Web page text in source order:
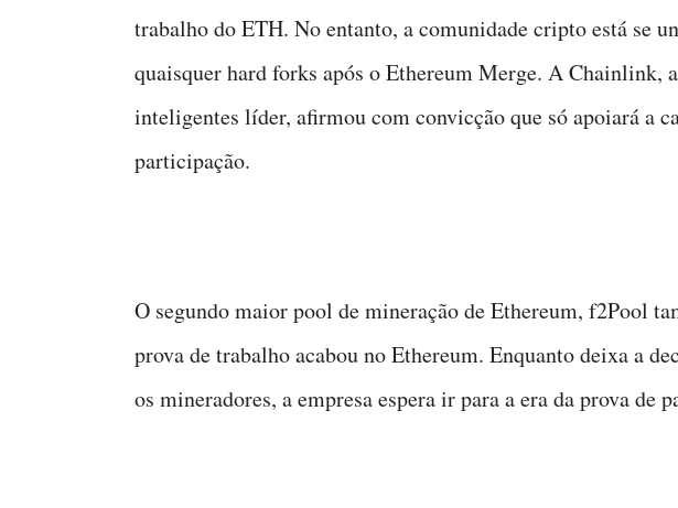
trabalho do ETH. No entanto, a comunidade cripto está se
quaisquer hard forks após o Ethereum Merge. A Chainlink,
inteligentes líder, afirmou com convicção que só apoiará a
participação.
O segundo maior pool de mineração de Ethereum, f2Pool
prova de trabalho acabou no Ethereum. Enquanto deixa a
os mineradores, a empresa espera ir para a era da prova de